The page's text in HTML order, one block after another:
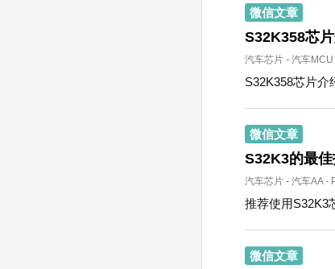
微信文章
S32K358芯
汽车芯片 - 汽车MCU
S32K358芯片介
微信文章
S32K3的最
汽车芯片 - 汽车AA -
推荐使用S32K3
微信文章